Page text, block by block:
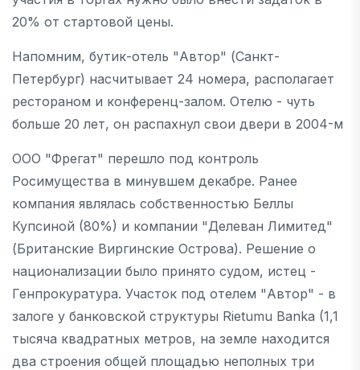
20% от стартовой цены.
Напомним, бутик-отель "Автор" (Санкт-
Петербург) насчитывает 24 номера, располагает
рестораном и конференц-залом. Отелю - чуть
больше 20 лет, он распахнул свои двери в 2004-м
ООО "Фрегат" перешло под контроль
Росимущества в минувшем декабре. Ранее
компания являлась собственностью Беллы
Купсиной (80%) и компании "Делеван Лимитед"
(Британские Виргинские Острова). Решение о
национализации было принято судом, истец -
Генпрокуратура. Участок под отелем "Автор" - в
залоге у банковской структуры Rietumu Banka (1,1
тысяча квадратных метров, на земле находится
два строения общей площадью неполных три